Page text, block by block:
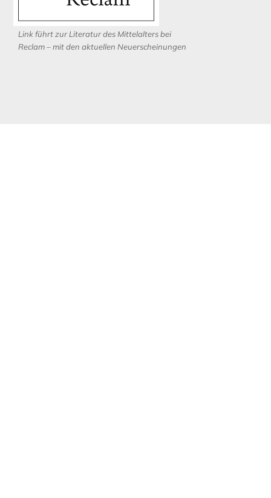
Link führt zur Literatur des Mittelalters bei
Reclam – mit den aktuellen Neuerscheinungen